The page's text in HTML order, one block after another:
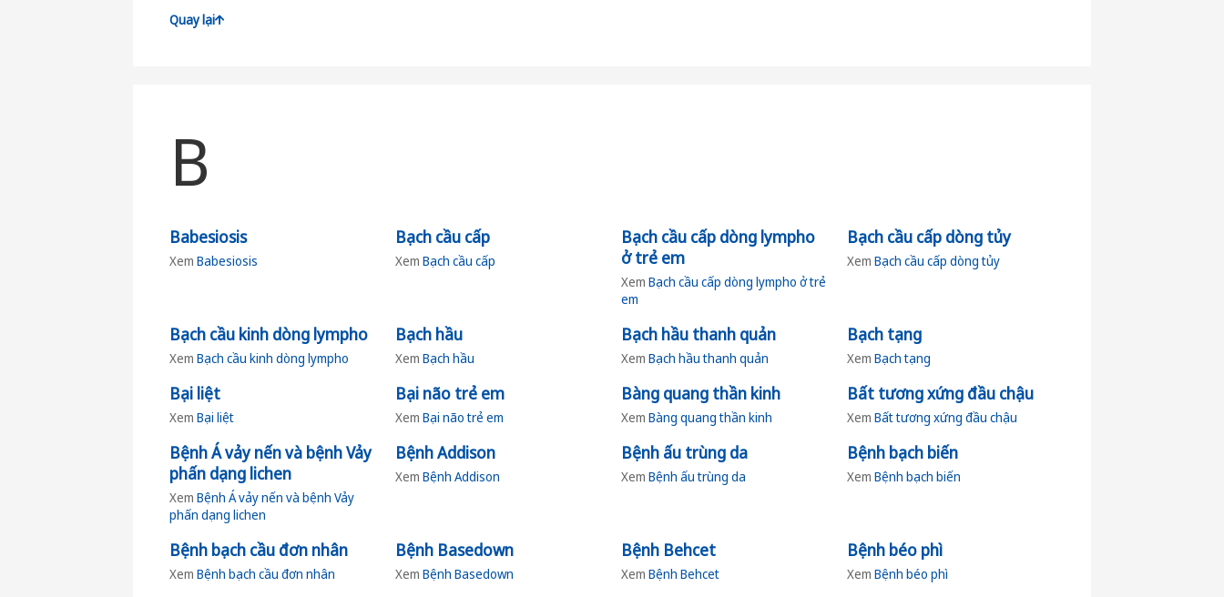
Quay lại
B
Babesiosis
XemBabesiosis
Bạch cầu cấp
XemBạch cầu cấp
Bạch cầu cấp dòng lympho
ở trẻ em
Xem Bạch cầu cấp dòng lympho ở trẻ
em
Bạch cầu cấp dòng tủy
Xem Bạch cầu cấp dòng tủy
Bạch cầu kinh dòng lympho
XemBạch cầu kinh dòng lympho
Bạch hầu
XemBạch hầu
Bạch hầu thanh quản
Xem Bạch hầu thanh quản
Bạch tạng
Xem Bạch tạng
Bại liệt
XemBại liệt
Bại não trẻ em
XemBại não trẻ em
Bàng quang thần kinh
Xem Bàng quang thần kinh
Bất tương xứng đầu chậu
Xem Bất tương xứng đầu chậu
Bệnh Á vảy nến và bệnh Vảy
phấn dạng lichen
XemBệnh Á vảy nến và bệnh Vảy
phấn dạng lichen
Bệnh Addison
XemBệnh Addison
Bệnh ấu trùng da
Xem Bệnh ấu trùng da
Bệnh bạch biến
Xem Bệnh bạch biến
Bệnh bạch cầu đơn nhân
XemBệnh bạch cầu đơn nhân
Bệnh Basedown
XemBệnh Basedown
Bệnh Behcet
Xem Bệnh Behcet
Bệnh béo phì
Xem Bệnh béo phì